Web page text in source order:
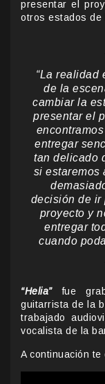
presentar el
otros estados
“La realidad
de la
cambiar la
presentar el
entregar
tan delicado
si estaremos
decisión de ir
proyecto y
entregar
cuando
“Helia”
fue
guitarrista de la
trabajado
vocalista de la
A continuación